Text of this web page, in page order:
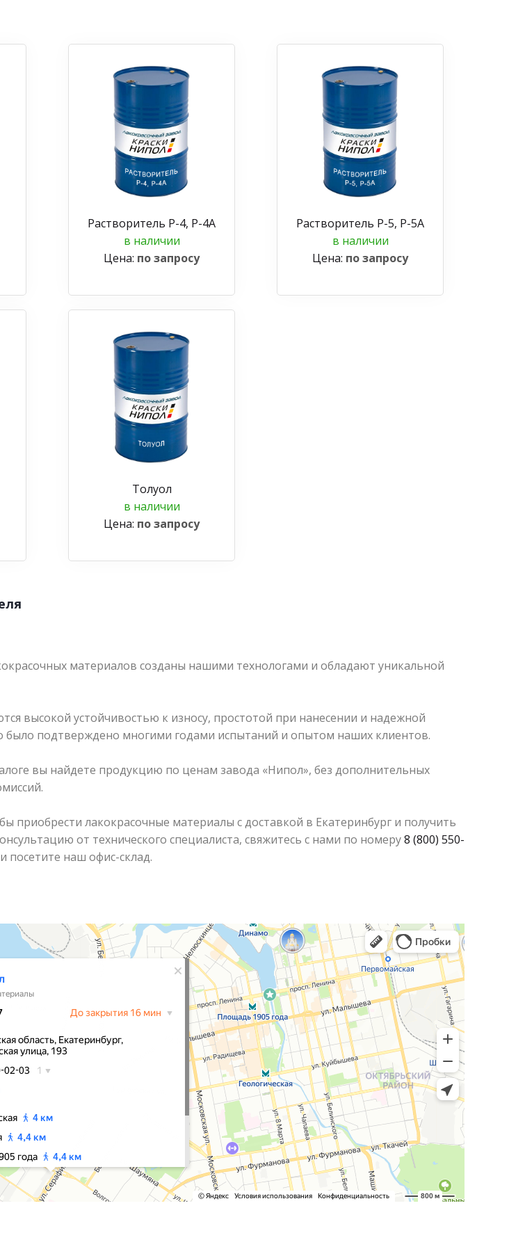
Растворитель Р-4, Р-4А
в наличии
Цена: по запросу
Растворитель Р-5, Р-5А
в наличии
Цена: по запросу
Толуол
в наличии
Цена: по запросу
материалов созданы нашими технологами и обладают уникальной
высокой устойчивостью к износу, простотой при нанесении и надежной
было подтверждено многими годами испытаний и опытом наших клиентов.
вы найдете продукцию по ценам завода «Нипол», без дополнительных
приобрести лакокрасочные материалы с доставкой в Екатеринбург и получить
от технического специалиста, свяжитесь с нами по номеру8 (800) 550-
посетите наш офис-склад.